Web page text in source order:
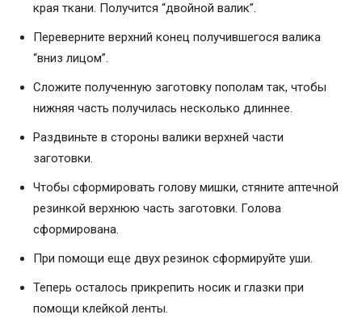
края ткани. Получится “двойной валик”.
Переверните верхний конец получившегося валика
“вниз лицом”.
Сложите полученную заготовку пополам так, чтобы
нижняя часть получилась несколько длиннее.
Раздвиньте в стороны валики верхней части
заготовки.
Чтобы сформировать голову мишки, стяните аптечной
резинкой верхнюю часть заготовки. Голова
сформирована.
При помощи еще двух резинок сформируйте уши.
Теперь осталось прикрепить носик и глазки при
помощи клейкой ленты.